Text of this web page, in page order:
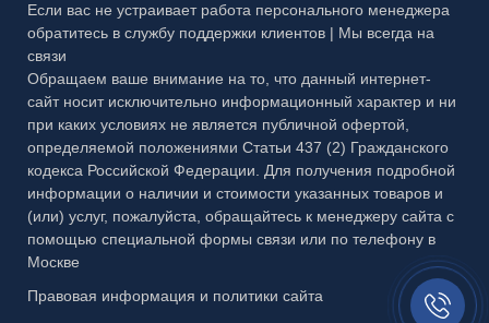
МЕТАЛЛ
Публичная оферта
Каталог №3 Двери
Каталог №5 Стеклянные ограждения
Каталог №6 Металлоконструкции
Каталог №7 Матовые рисунки
Каталог №8 Скинали и кухонные фартуки
Если вас не устраивает работа персонального менеджера
обратитесь в службу поддержки клиентов | Мы всегда на
связи
Обращаем ваше внимание на то, что данный интернет-
сайт носит исключительно информационный характер и ни
при каких условиях не является публичной офертой,
определяемой положениями Статьи 437 (2) Гражданского
кодекса Российской Федерации. Для получения подробной
информации о наличии и стоимости указанных товаров и
(или) услуг, пожалуйста, обращайтесь к менеджеру сайта с
помощью специальной формы связи или по телефону в
Москве
Правовая информация и политики сайта
Заказать
звонок//